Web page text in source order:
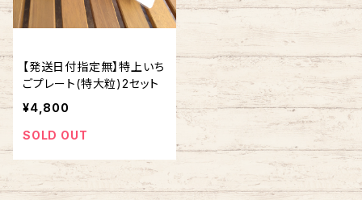
【発送日付指定無】特上いち
ごプレート(特大粒)2セット
¥4,800
SOLD OUT